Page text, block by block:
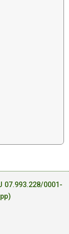
07.993.228/0001-